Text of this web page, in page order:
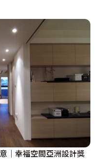
｜幸福空間亞洲設計獎